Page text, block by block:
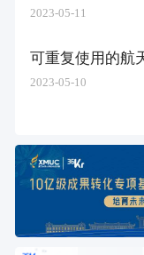
2023-05-11
可重复使用的航
2023-05-10